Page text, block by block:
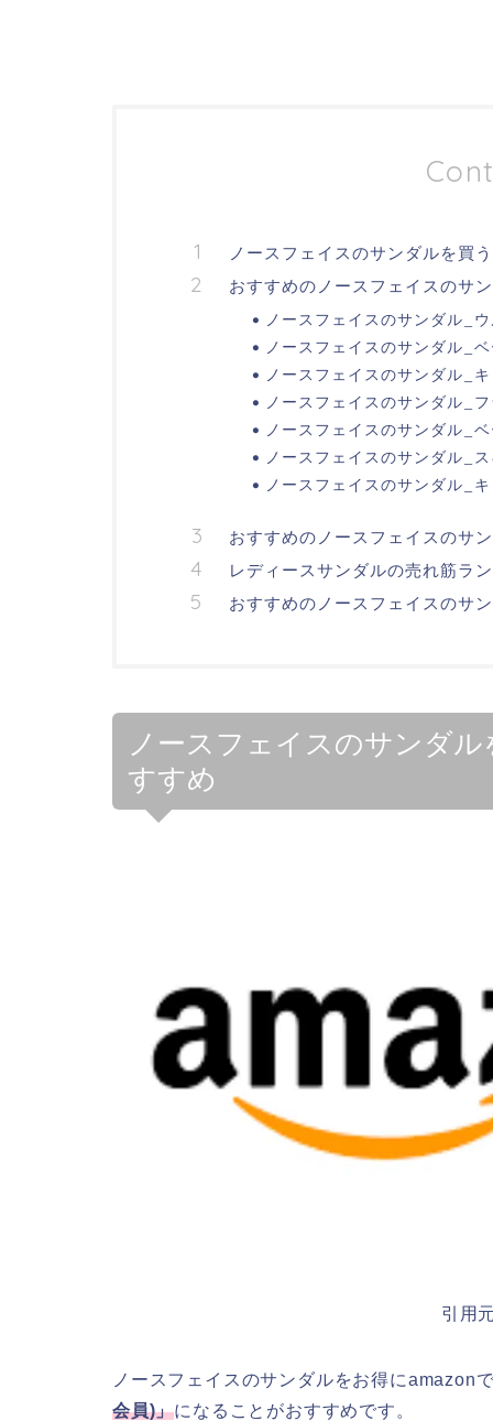
ノースフェイスのサンダルを買
おすすめのノースフェイスのサ
ノースフェイスのサンダル_
ノースフェイスのサンダル_
ノースフェイスのサンダル_
ノースフェイスのサンダル_
ノースフェイスのサンダル_
ノースフェイスのサンダル_
ノースフェイスのサンダル_
おすすめのノースフェイスのサ
レディースサンダルの売れ筋ラ
おすすめのノースフェイスのサ
ノースフェイスのサンダ
すすめ
引用
ノースフェイスのサンダルをお得にamazon
会員)」になることがおすすめです。